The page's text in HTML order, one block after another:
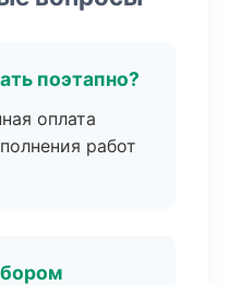
поэтапно?
оплата
работ